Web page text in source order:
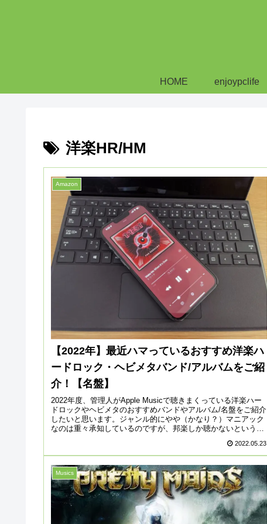
HOME enjoypclife
洋楽HR/HM
Amazon
【2022年】最近ハマっているおすすめ洋楽ハ
ードロック・ヘビメタバンド/アルバムをご紹
介！【名盤】
2022年度、管理人がApple Musicで聴きまくっている洋楽ハー
ドロックやヘビメタのおすすめバンドやアルバム/名盤をご紹介
したいと思います。ジャンル的にやや（かなり？）マニアック
なのは重々承知しているのですが、邦楽しか聴かないという
2022.05.23
Musics